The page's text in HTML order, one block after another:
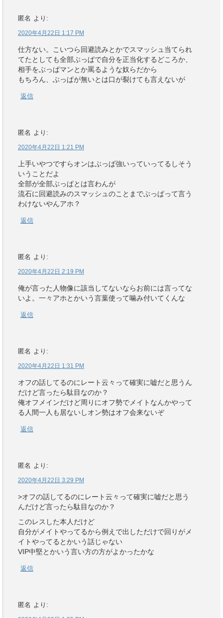
匿名 より:
2020年4月22日 1:17 PM
仕方ない。こいつら回避読みとかでスマッシュ当てられ
てたとしても全部ぶっぱで自分を正当化するどころか、
相手をぶっぱマンとか罵るような奴らだから
もちろん、ぶっぱが無いとは口が裂けても言えないが
返信
匿名 より:
2020年4月22日 1:21 PM
上手いやつですらオンはぶっぱ強いっていってるしそう
いうことだよ
全部が全部ぶっぱとは言わんが
流石に回避読みのスマッシュのことまでぶっぱって言う
わけないやんアホ？
返信
匿名 より:
2020年4月22日 2:19 PM
俺が言った人物像に該当してないならお前には言ってな
いよ。一々アホとかいう言葉使って噛み付いてくんな
返信
匿名 より:
2020年4月22日 1:31 PM
オフの話してるのにレート云々って確実に嘘だと思うん
だけど言ったら駄目なのか？
俺オフメインだけど周りにオフ勢でメイトなんかやって
る人間一人も居ないしオン勢はオフ会来ないぞ
返信
匿名 より:
2020年4月22日 3:29 PM
>オフの話してるのにレート云々って確実に嘘だと思う
んだけど言ったら駄目なのか？
このレスした本人だけど
自分がメイトやってるから例えで出しただけで回りがメ
イトやってるとかいう話じゃない
VIP中堅とかいう言い方の方がよかったかな
返信
匿名 より: